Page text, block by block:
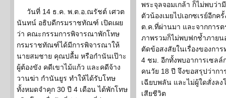
วันที่ 14 ธ.ค. พ.ต.อ.ณรัชต์ เศวต
นันทน์ อธิบดีกรมราชทัณฑ์ เปิดเผย
ว่า คณะกรรมการพิจารณาพักโทษ
กรมราชทัณฑ์ได้มีการพิจารณาให้
นายสมชาย คุณปลื้ม หรือกำนันเป๊าะ
ผู้ต้องขัง คดีเขาไม้แก้ว และคดีจ้าง
วานฆ่า กำนันยูร ทำให้ได้รับโทษ
ทั้งหมดจำคุก 30 ปี 4 เดือน ได้พักโทษ
พระจุลจอมเกล้า ก็ไม่พบว่า
ตัวน้องเมยไปเอกซเรย์อีก
ต.ค.ที่ผ่านมา และจากการ
ภาพรวมก็ไม่พบฟกช้ำภาย
ตัดข้อสงสัยในเรื่องของกา
4 ชม. อีกทั้งพบอาการเซล
คนวัย 18 ปี จึงขอสรุปว่ากา
เฉียบพลัน และไม่ผู้ใดสั่งลง
เสียชีวิต